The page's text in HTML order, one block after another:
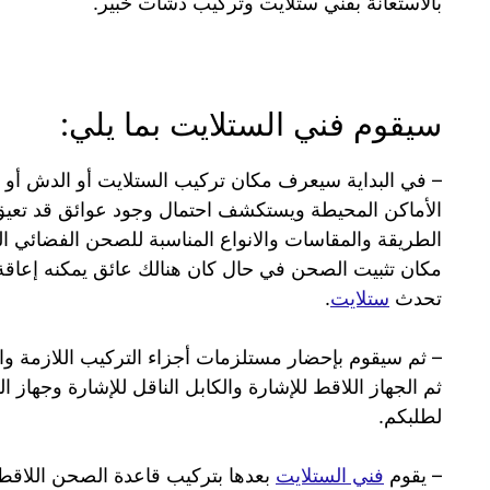
سيقوم فني الستلايت بما يلي:
– في البداية سيعرف مكان تركيب الستلايت أو الدش
الأماكن المحيطة ويستكشف احتمال وجود عوائق قد
الطريقة والمقاسات والانواع المناسبة للصحن الفضائي
مكان تثبيت الصحن في حال كان هنالك عائق يمكنه
تحدث ستلايت.
– ثم سيقوم بإحضار مستلزمات أجزاء التركيب اللازمة
ثم الجهاز اللاقط للإشارة والكابل الناقل للإشارة
لطلبكم.
– يقوم فني الستلايت بعدها بتركيب قاعدة الصحن